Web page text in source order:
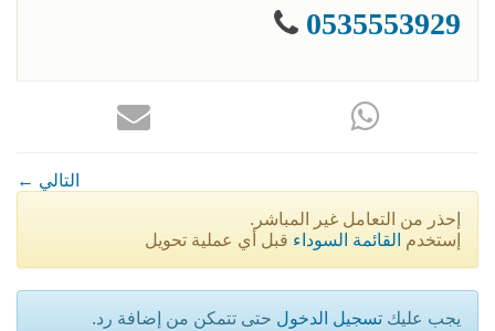
0535553929
← التالي
إحذر من التعامل غير المباشر.
إستخدم القائمة السوداء قبل أي عملية تحويل
يجب عليك تسجيل الدخول حتى تتمكن من إضافة رد.